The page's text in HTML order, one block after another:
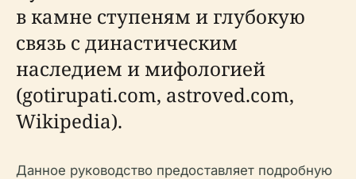
в камне ступеням и глубокую
связь с династическим
наследием и мифологией
(gotirupati.com, astroved.com,
Wikipedia).
Данное руководство предоставляет подробную